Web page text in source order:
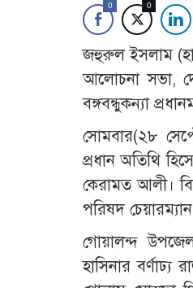
0 0
জহুরুল ইসলাম
আলোচনা সভা,
বঙ্গবন্ধুকন্যা
সোমবার(২৮
প্রধান অতিথি
কেরামত আলী।
পরিষদ
গোয়ালন্দ
হাসিনার